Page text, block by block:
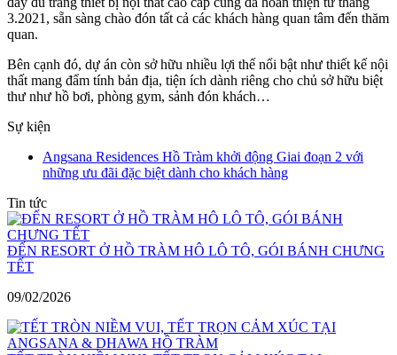
3.2021, sẵn sàng chào đón tất cả các khách hàng quan tâm đến thăm
quan.
Bên cạnh đó, dự án còn sở hữu nhiều lợi thế nổi bật như thiết kế nội
thất mang đẩm tính bản địa, tiện ích dành riêng cho chủ sở hữu biệt
thư như hồ bơi, phòng gym, sảnh đón khách…
Sự kiện
Angsana Residences Hồ Tràm khởi động Giai đoạn 2 với
những ưu đãi đặc biệt dành cho khách hàng
Tin tức
ĐẾN RESORT Ở HỒ TRÀM HÔ LÔ TÔ, GÓI BÁNH CHƯNG
TẾT
09/02/2026